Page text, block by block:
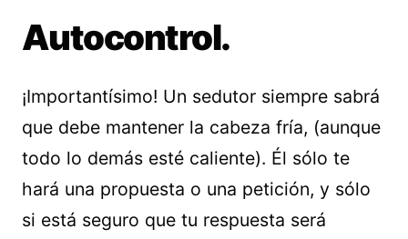
Autocontrol.
¡Importantísimo! Un sedutor siempre sabrá
que debe mantener la cabeza fría, (aunque
todo lo demás esté caliente). Él sólo te
hará una propuesta o una petición, y sólo
si está seguro que tu respuesta será